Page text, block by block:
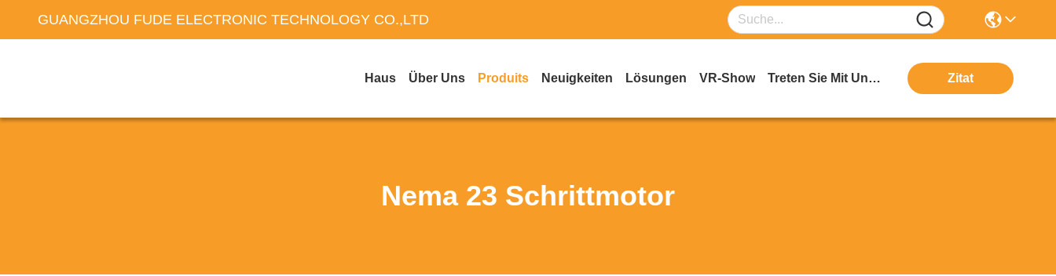
GUANGZHOU FUDE ELECTRONIC TECHNOLOGY CO.,LTD
Haus Über Uns Produits Neuigkeiten Lösungen VR-Show Treten Sie Mit Uns In Verbindung Zitat
Nema 23 Schrittmotor